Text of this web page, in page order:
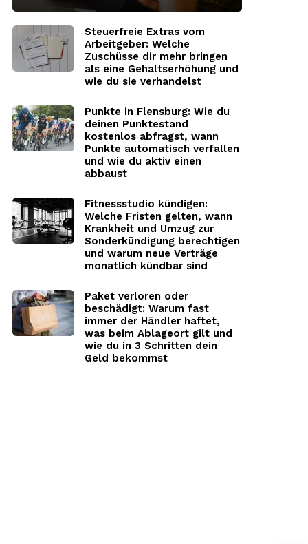
Steuerfreie Extras vom
Arbeitgeber: Welche
Zuschüsse dir mehr bringen
als eine Gehaltserhöhung und
wie du sie verhandelst
Punkte in Flensburg: Wie du
deinen Punktestand
kostenlos abfragst, wann
Punkte automatisch verfallen
und wie du aktiv einen
abbaust
Fitnessstudio kündigen:
Welche Fristen gelten, wann
Krankheit und Umzug zur
Sonderkündigung berechtigen
und warum neue Verträge
monatlich kündbar sind
Paket verloren oder
beschädigt: Warum fast
immer der Händler haftet,
was beim Ablageort gilt und
wie du in 3 Schritten dein
Geld bekommst